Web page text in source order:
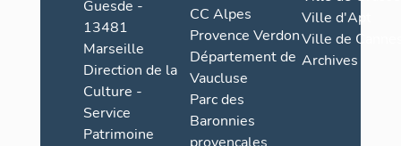
Guesde -
13481
Marseille
Direction de la
Culture -
Service
Patrimoine
CC Alpes
Provence Verdon
Département de
Vaucluse
Parc des
Baronnies
Ville d'Apt
Ville de
Archives